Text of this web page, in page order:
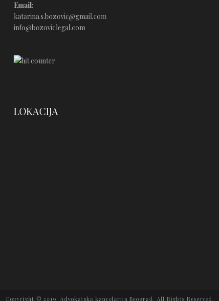
Email:
katarina.s.bozovic@gmail.com
info@bozoviclegal.com
LOKACIJA
Copyright © 2019. Advokatska kancelarija Beograd. All Rights Reserved.